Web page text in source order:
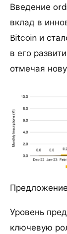
Введение
вклад в
Bitcoin и
в его
отмечая
Уровень
ключевую